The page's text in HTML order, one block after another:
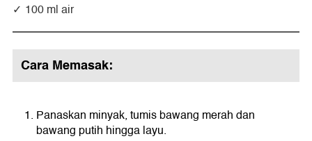
100 ml air
Cara Memasak:
Panaskan minyak, tumis bawang merah dan
bawang putih hingga layu.